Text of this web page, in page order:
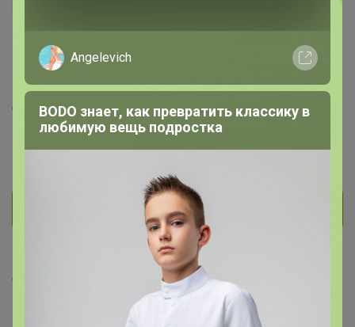
На сайте 3 часа назад
День рождения 02 мая
Красноярск
Личное сообщение
Скопировать ссылку
Angelevich
BODO знает, как превратить классику в
любимую вещь подростка